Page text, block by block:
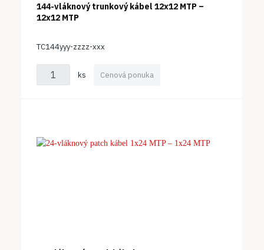
144-vláknový trunkový kábel 12x12 MTP –
12x12 MTP
TC144yyy-zzzz-xxx
ks Cenová ponuka